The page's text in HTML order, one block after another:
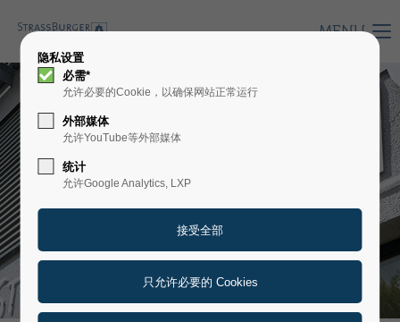
MENU
隐私设置
必需*
允许必要的Cookie，以确保网站正常运行
外部媒体
允许YouTube等外部媒体
统计
允许Google Analytics, LXP